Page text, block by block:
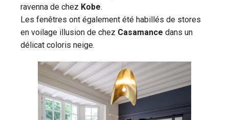
ravenna de chez Kobe.
Les fenêtres ont également été habillés de stores
en voilage illusion de chez Casamance dans un
délicat coloris neige.